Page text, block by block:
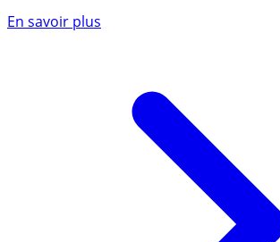
En savoir plus